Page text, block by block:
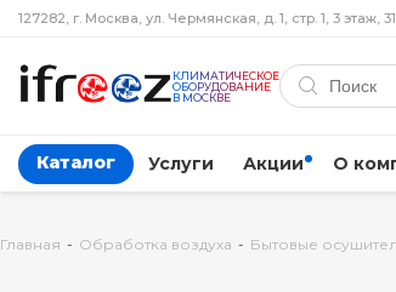
127282, г. Москва, ул. Чермянская, д. 1, стр. 1, 3
КЛИМАТИЧЕСКОЕ
ОБОРУДОВАНИЕ
В МОСКВЕ
Каталог Услуги Акции О
Главная - Обработка воздуха - Бытовые